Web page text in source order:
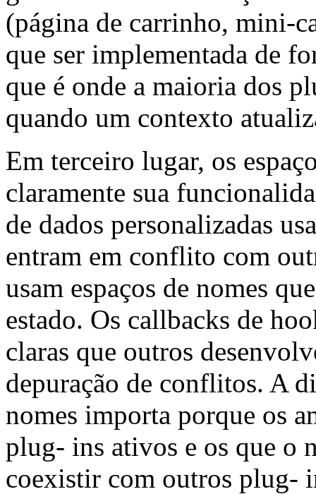
(página de carrinho, mini-
que ser implementada de
que é onde a maioria dos
quando um contexto
Em terceiro lugar, os
claramente sua
de dados personalizadas
entram em conflito com
usam espaços de nomes
estado. Os callbacks de
claras que outros
depuração de conflitos. A
nomes importa porque os
plug- ins ativos e os que o
coexistir com outros plug-